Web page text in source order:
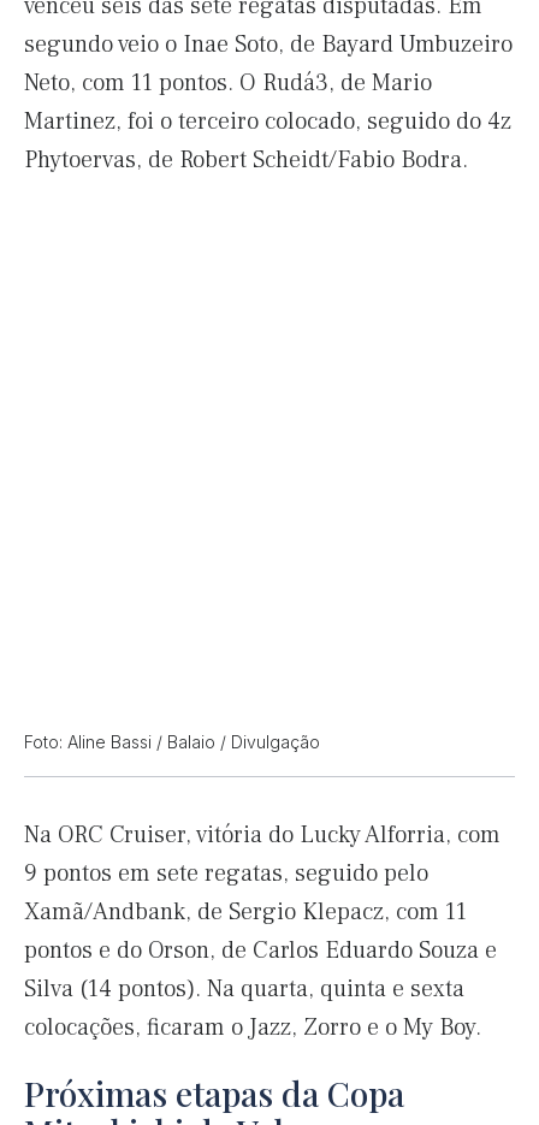
venceu seis das sete regatas disputadas. Em
segundo veio o Inae Soto, de Bayard Umbuzeiro
Neto, com 11 pontos. O Rudá3, de Mario
Martinez, foi o terceiro colocado, seguido do 4z
Phytoervas, de Robert Scheidt/Fabio Bodra.
Foto: Aline Bassi / Balaio / Divulgação
Na ORC Cruiser, vitória do Lucky Alforria, com
9 pontos em sete regatas, seguido pelo
Xamã/Andbank, de Sergio Klepacz, com 11
pontos e do Orson, de Carlos Eduardo Souza e
Silva (14 pontos). Na quarta, quinta e sexta
colocações, ficaram o Jazz, Zorro e o My Boy.
Próximas etapas da Copa